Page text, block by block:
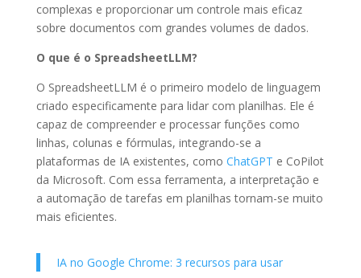
complexas e proporcionar um controle mais eficaz
sobre documentos com grandes volumes de dados.
O que é o SpreadsheetLLM?
O SpreadsheetLLM é o primeiro modelo de linguagem
criado especificamente para lidar com planilhas. Ele é
capaz de compreender e processar funções como
linhas, colunas e fórmulas, integrando-se a
plataformas de IA existentes, como ChatGPT e CoPilot
da Microsoft. Com essa ferramenta, a interpretação e
a automação de tarefas em planilhas tornam-se muito
mais eficientes.
IA no Google Chrome: 3 recursos para usar